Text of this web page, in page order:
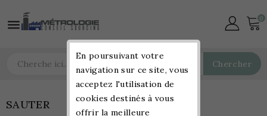
 0
Chercher
SAUTER
En poursuivant votre
navigation sur ce site, vous
acceptez l'utilisation de
cookies destinés à vous
offrir la meilleure